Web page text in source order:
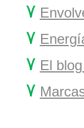
۷
۷
۷ El
۷